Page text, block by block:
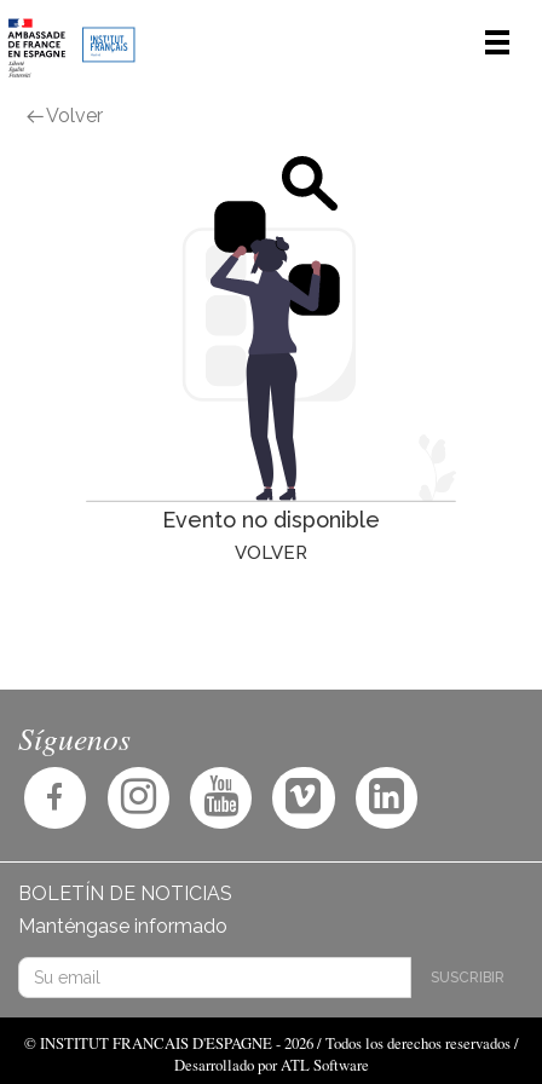
Volver
Evento no disponible
VOLVER
Síguenos
BOLETÍN DE NOTICIAS
Manténgase informado
SUSCRIBIR
© INSTITUT FRANCAIS D'ESPAGNE - 2026 / Todos los derechos reservados /
Desarrollado por ATL Software